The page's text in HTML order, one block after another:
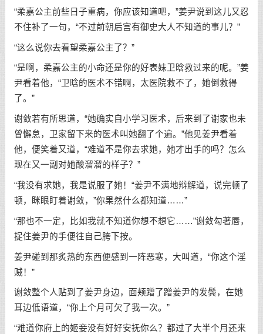
“柔嘉公主前些日子重病，你应该知道吧，”姜尹说到这儿又忍
不住补了一句，“不过前朝后宫有御史大人不知道的事儿？”
“这么说你去看望柔嘉公主了？”
“是啊，柔嘉公主的小命还是你的好表妹卫晗救过来的呢。”姜
尹看着他，“卫晗的医术不错啊，太医院救不了，她倒救得
了。”
谢敛若有所思道，“她确实自小学习医术，后来到了谢家也未
曾懈怠，卫家留下来的医术叫她翻了个遍。”他见姜尹看着
他，便笑着又道，“难道不是你去求她，她才出手的吗？怎么
现在又一副对她酸溜溜的样子？”
“我没有求她，我是说服了她！“姜尹不满地辩解道，说完顿了
顿，眯眼盯着谢敛，”你果然什么都知道……”
“那也不一定，比如我就不知道你想不想它……”谢敛勾著唇，
捉住姜尹的手便往自己胯下按。
姜尹碰到那炙热的东西便感到一阵恶寒，大叫道，“你这个淫
贼！”
谢敛整个人贴到了姜尹身边，面颊蹭了蹭姜尹的发鬓，在她
耳边低语道，“你上个月可欠了我一次。”
“难道你府上的姬妾没有好好安抚你么？都过了大半个月还来